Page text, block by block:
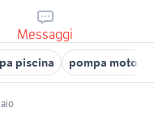
Messaggi
piscina pompa motore